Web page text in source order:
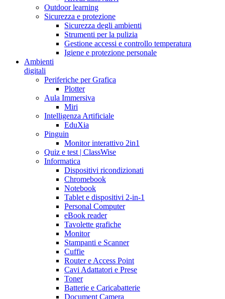
Outdoor learning
Sicurezza e protezione
Sicurezza degli ambienti
Strumenti per la pulizia
Gestione accessi e controllo temperatura
Igiene e protezione personale
Ambienti
digitali
Periferiche per Grafica
Plotter
Aula Immersiva
Miri
Intelligenza Artificiale
EduXia
Pinguin
Monitor interattivo 2in1
Quiz e test | ClassWise
Informatica
Dispositivi ricondizionati
Chromebook
Notebook
Tablet e dispositivi 2-in-1
Personal Computer
eBook reader
Tavolette grafiche
Monitor
Stampanti e Scanner
Cuffie
Router e Access Point
Cavi Adattatori e Prese
Toner
Batterie e Caricabatterie
Document Camera